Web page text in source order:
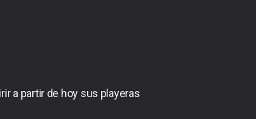
a partir de hoy sus playeras